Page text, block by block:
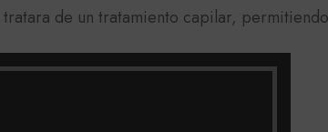
de un tratamiento capilar,